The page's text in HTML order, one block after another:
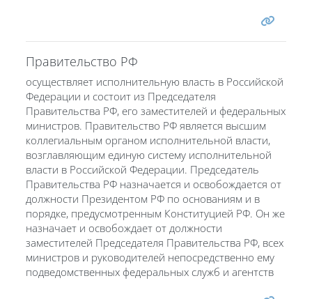
Правительство РФ
осуществляет исполнительную власть в Российской
Федерации и состоит из Председателя
Правительства РФ, его заместителей и федеральных
министров. Правительство РФ является высшим
коллегиальным органом исполнительной власти,
возглавляющим единую систему исполнительной
власти в Российской Федерации. Председатель
Правительства РФ назначается и освобождается от
должности Президентом РФ по основаниям и в
порядке, предусмотренным Конституцией РФ. Он же
назначает и освобождает от должности
заместителей Председателя Правительства РФ, всех
министров и руководителей непосредственно ему
подведомственных федеральных служб и агентств